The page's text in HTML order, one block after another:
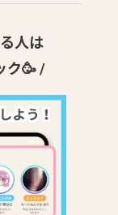
人は
ク🥳 /